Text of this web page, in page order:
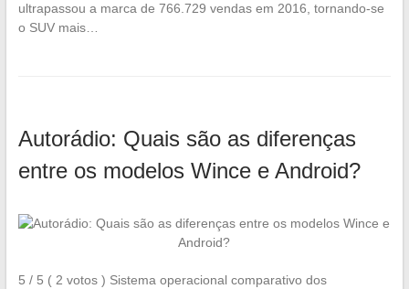
ultrapassou a marca de 766.729 vendas em 2016, tornando-se
o SUV mais…
Autorádio: Quais são as diferenças
entre os modelos Wince e Android?
5 / 5 ( 2 votos ) Sistema operacional comparativo dos